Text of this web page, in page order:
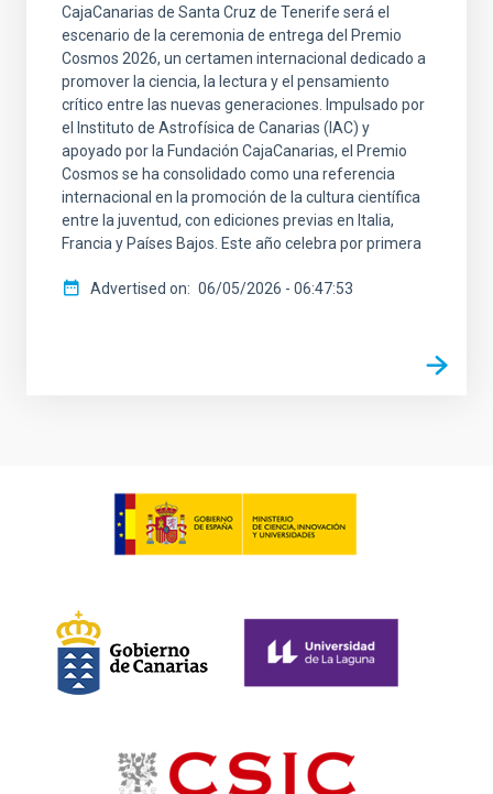
CajaCanarias de Santa Cruz de Tenerife será el
escenario de la ceremonia de entrega del Premio
Cosmos 2026, un certamen internacional dedicado a
promover la ciencia, la lectura y el pensamiento
crítico entre las nuevas generaciones. Impulsado por
el Instituto de Astrofísica de Canarias (IAC) y
apoyado por la Fundación CajaCanarias, el Premio
Cosmos se ha consolidado como una referencia
internacional en la promoción de la cultura científica
entre la juventud, con ediciones previas en Italia,
Francia y Países Bajos. Este año celebra por primera
Advertised on 06/05/2026 - 06:47:53